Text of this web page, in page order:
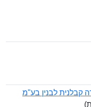
לבנין בע"מ